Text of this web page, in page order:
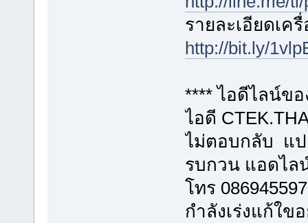
รายละเอียดเค
http://bit.ly/
**** ไอดีไลน์ข
ไอดี
ไม่ตอบกลับ แป
รบกวน แอดไล
โทร
กำลังเร่งแก้ใข